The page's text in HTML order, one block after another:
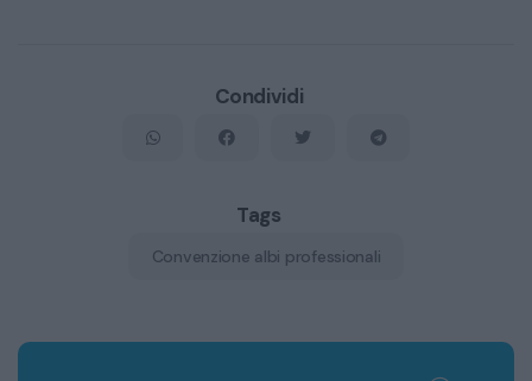
Condividi
Tags
Convenzione albi professionali